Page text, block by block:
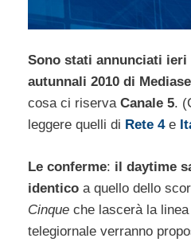
Sono stati annunciati
autunnali 2010 di
cosa ci riserva Canale 5.
leggere quelli di Rete 4e
Le conferme: il daytime
identico a quello dello
Cinque che lascerà la
telegiornale verranno